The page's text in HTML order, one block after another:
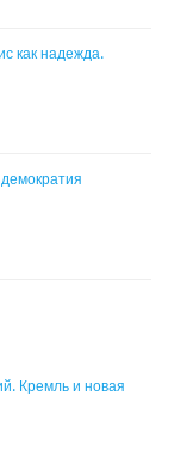
как надежда.
Кремль и новая